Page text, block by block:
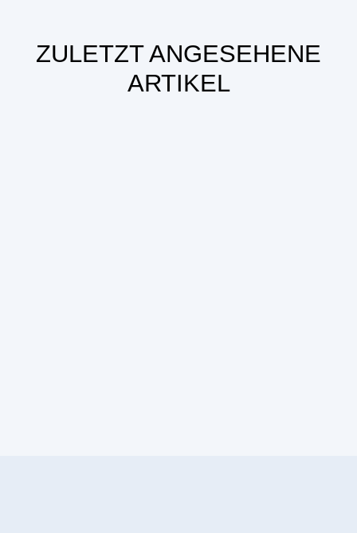
ZULETZT ANGESEHENE
ARTIKEL